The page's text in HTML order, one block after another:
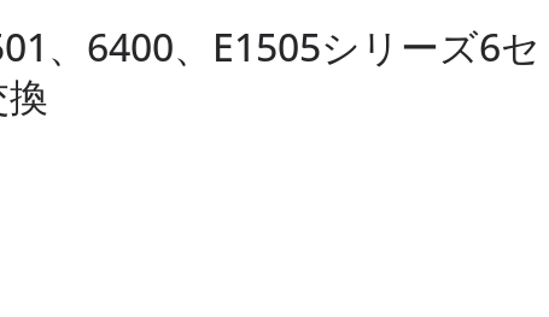
、6400、E1505シリーズ6セ